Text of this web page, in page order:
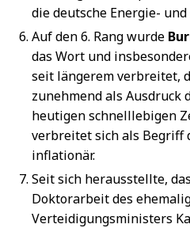
die deutsche Energie-
Auf den 6. Rang wurde
das Wort und
seit längerem verbreitet,
zunehmend als Ausdruck
heutigen schnelllebigen
verbreitet sich als Begriff
inflationär.
Seit sich herausstellte,
Doktorarbeit des
Verteidigungsministers